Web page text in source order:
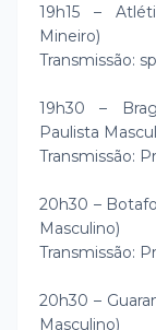
19h15 –
Mineiro)
Transmissão:
19h30 –
Paulista
Transmissão:
20h30 –
Masculino)
Transmissão:
20h30 –
Masculino)